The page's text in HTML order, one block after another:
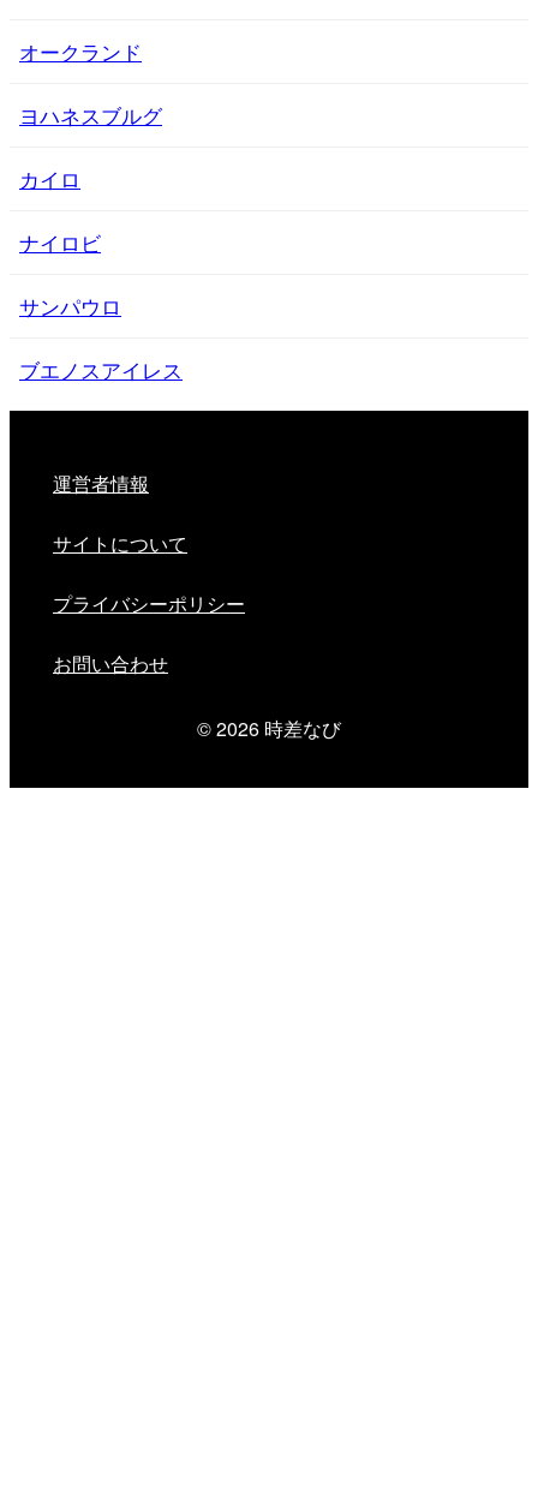
オークランド
ヨハネスブルグ
カイロ
ナイロビ
サンパウロ
ブエノスアイレス
運営者情報
サイトについて
プライバシーポリシー
お問い合わせ
© 2026 時差なび